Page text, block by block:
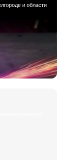
и области